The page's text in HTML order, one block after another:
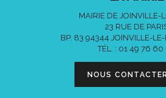
MAIRIE DE JOINVILLE-
23 RUE DE
BP. 83 94344 JOINVILLE-LE-
TÉL. : 01 49 76 60
NOUS